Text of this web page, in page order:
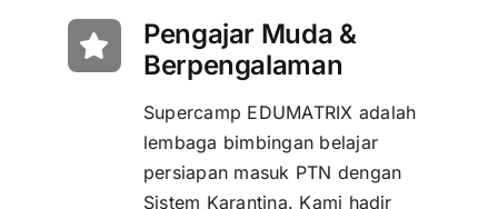
Pengajar Muda &
Berpengalaman
Supercamp EDUMATRIX adalah
lembaga bimbingan belajar
persiapan masuk PTN dengan
Sistem Karantina. Kami hadir